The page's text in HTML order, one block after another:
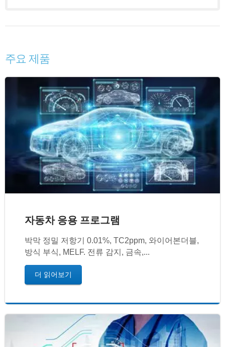
주요 제품
자동차 응용 프로그램
박막 정밀 저항기 0.01%, TC2ppm, 와이어본더블,
방식 부식, MELF. 전류 감지, 금속,...
더 읽어보기